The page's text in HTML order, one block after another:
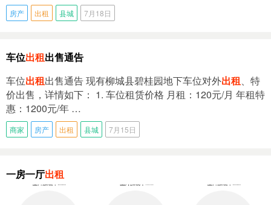
房产 出租 县城 7月18日
车位出租出售通告
车位出租出售通告 现有柳城县碧桂园地下车位对外出租、特
价出售，详情如下： 1. 车位租赁价格 月租：120元/月 年租特
惠：1200元/年 …
商家 房产 出租 县城 7月15日
一房一厅出租